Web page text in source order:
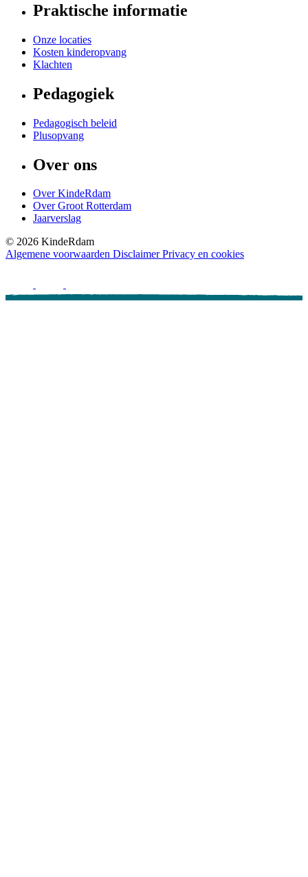
Praktische informatie
Onze locaties
Kosten kinderopvang
Klachten
Pedagogiek
Pedagogisch beleid
Plusopvang
Over ons
Over KindeRdam
Over Groot Rotterdam
Jaarverslag
© 2026 KindeRdam
Algemene voorwaarden Disclaimer Privacy en cookies